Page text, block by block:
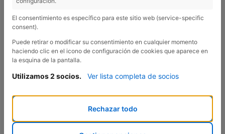
Previous
El consentimiento es específico para este sitio web (service-specific
consent).
Puede retirar o modificar su consentimiento en cualquier momento
haciendo clic en el icono de configuración de cookies que aparece en
la esquina de la pantalla.
Utilizamos 2 socios. Ver lista completa de socios
Rechazar todo